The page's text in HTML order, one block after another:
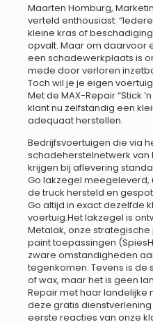
Maarten Homburg,
verteld enthousiast:
kleine kras of
opvalt. Maar om daarvoor
een schadewerkplaats is
mede door verloren
Toch wil je je eigen
Met de MAX-Repair “Stick
klant nu zelfstandig een
adequaat herstellen.
Bedrijfsvoertuigen die via
schadeherstelnetwerk van
krijgen bij aflevering
Go lakzegel meegeleverd,
de truck hersteld en
Go altijd in exact dezelfde
voertuig.Het lakzegel is
Metalak, onze
paint toepassingen
zware omstandigheden
tegenkomen. Tevens is
of wax, maar het is geen
Repair met haar landelijke
deze gratis
eerste reacties van onze